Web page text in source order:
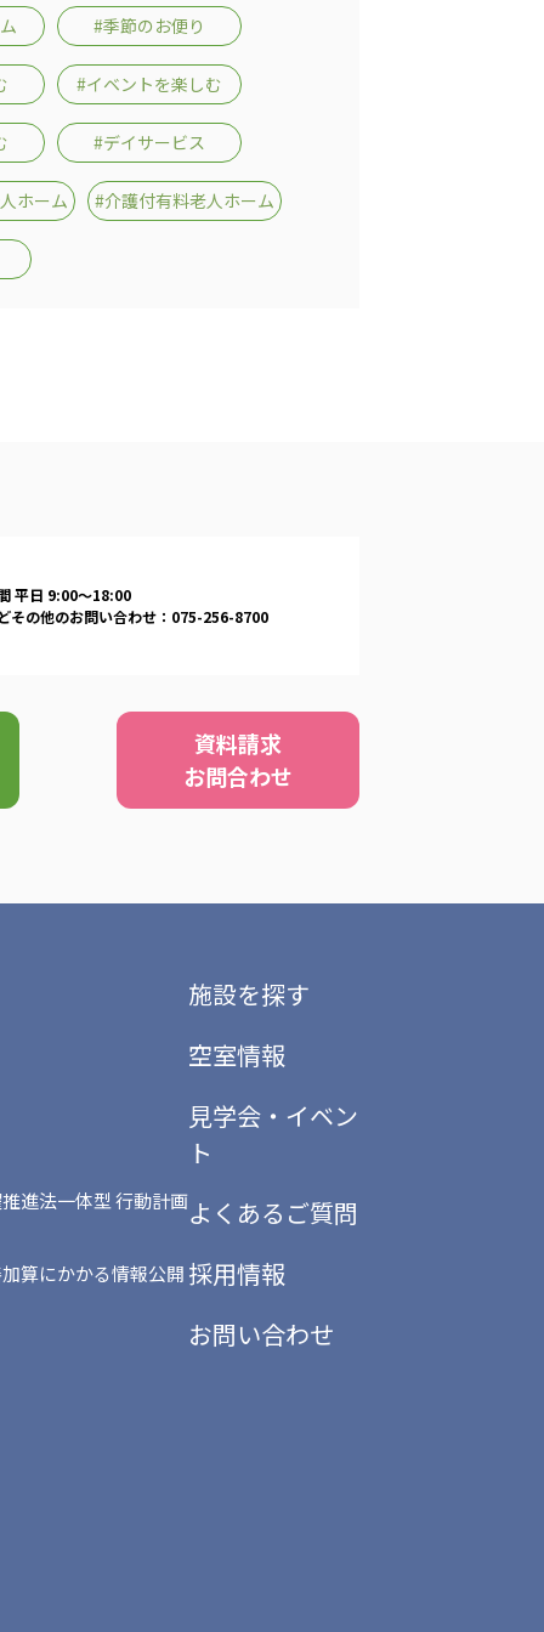
#季節のお便り
#イベントを楽しむ
#デイサービス
ホーム #介護付有料老人ホーム
平日 9:00〜18:00
その他のお問い合わせ：075-256-8700
資料請求
お問合わせ
進法一体型 行動計画
算にかかる情報公開
施設を探す
空室情報
見学会・イベン
ト
よくあるご質問
採用情報
お問い合わせ